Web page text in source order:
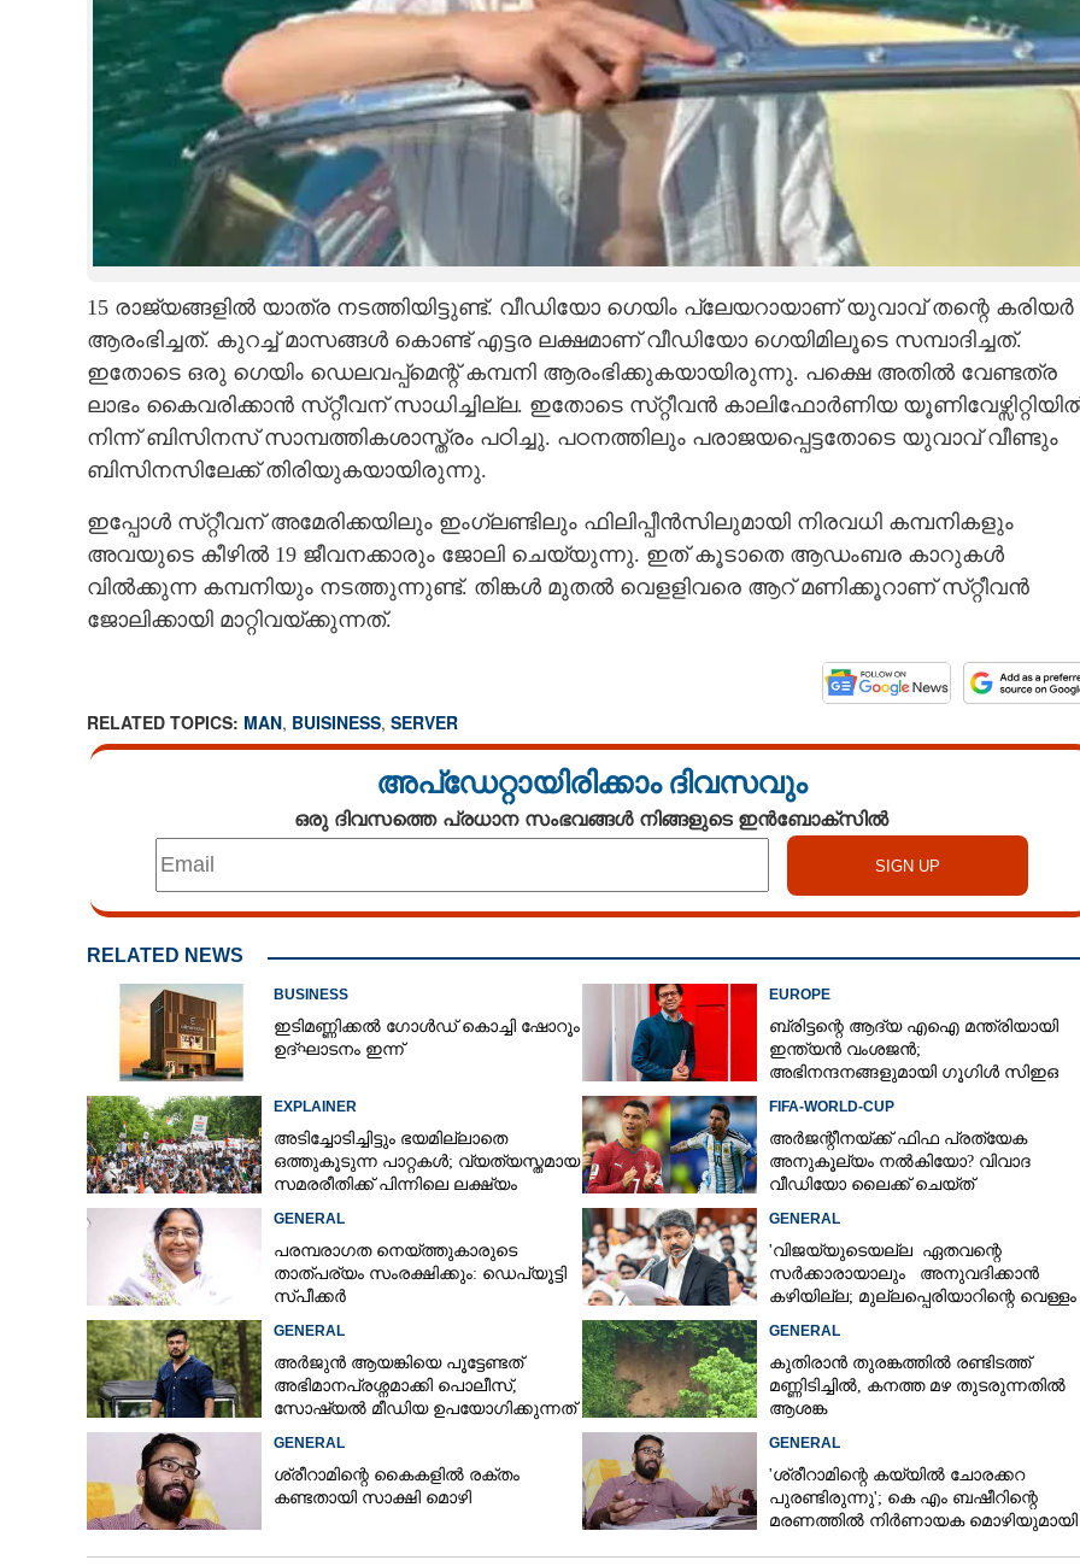
15 രാജ്യങ്ങളിൽ യാത്ര നടത്തിയിട്ടുണ്ട്. വീഡിയോ ഗെയിം പ്ലേയറായാണ് യുവാവ് തന്റെ കരിയർ
ആരംഭിച്ചത്. കുറച്ച് മാസങ്ങൾ കൊണ്ട് എട്ടര ലക്ഷമാണ് വീഡിയോ ഗെയിമിലൂടെ സമ്പാദിച്ചത്.
ഇതോടെ ഒരു ഗെയിം ഡെലവപ്പ്‌മെന്റ് കമ്പനി ആരംഭിക്കുകയായിരുന്നു. പക്ഷെ അതിൽ വേണ്ടത്ര
ലാഭം കൈവരിക്കാൻ സ്​റ്റീവന് സാധിച്ചില്ല. ഇതോടെ സ്​റ്റീവൻ കാലിഫോർണിയ
നിന്ന് ബിസിനസ് സാമ്പത്തികശാസ്ത്രം പഠിച്ചു. പഠനത്തിലും പരാജയപ്പെട്ടതോടെ യുവാവ് വീണ്ടും
ബിസിനസിലേക്ക് തിരിയുകയായിരുന്നു.
ഇപ്പോൾ സ്​റ്റീവന് അമേരിക്കയിലും ഇംഗ്ലണ്ടിലും ഫിലിപ്പീൻസിലുമായി നിരവധി കമ്പനികളും
അവയുടെ കീഴിൽ 19 ജീവനക്കാരും ജോലി ചെയ്യുന്നു. ഇത് കൂടാതെ ആഡംബര കാറുകൾ
വിൽക്കുന്ന കമ്പനിയും നടത്തുന്നുണ്ട്. തിങ്കൾ മുതൽ വെളളിവരെ ആറ് മണിക്കൂറാണ് സ്​റ്റീവൻ
ജോലിക്കായി മാറ്റിവയ്ക്കുന്നത്.
RELATED TOPICS: MAN, BUISINESS, SERVER
അപ്ഡേറ്റായിരിക്കാം ദിവസവും
ഒരു ദിവസത്തെ പ്രധാന സംഭവങ്ങൾ നിങ്ങളുടെ ഇൻബോക്സിൽ
RELATED NEWS
BUSINESS
ഇടിമണ്ണിക്കൽ ഗോൾഡ് കൊച്ചി ഷോറൂം
ഉദ്ഘാടനം ഇന്ന്
EUROPE
ബ്രിട്ടന്റെ ആദ്യ എഐ മന്ത്രിയായി
ഇന്ത്യൻ വംശജൻ;
അഭിനന്ദനങ്ങളുമായി ഗൂഗിൾ സിഇഒ
EXPLAINER
അടിച്ചോടിച്ചിട്ടും ഭയമില്ലാതെ
ഒത്തുകൂടുന്ന പാറ്റകൾ; വ്യത്യസ്തമായ
സമരരീതിക്ക് പിന്നിലെ ലക്ഷ്യം
FIFA-WORLD-CUP
അർജന്റീനയ്ക്ക് ഫിഫ പ്രത്യേക
അനുകൂല്യം നൽകിയോ? വിവാദ
വീഡിയോ ലൈക്ക് ചെയ്ത്
GENERAL
പരമ്പരാഗത നെയ്ത്തുകാരുടെ
താത്പര്യം സംരക്ഷിക്കും: ഡെപ്യൂട്ടി
സ്പീക്കർ
GENERAL
'വിജയ്‌യുടെയല്ല ഏതവന്റെ
സർക്കാരായാലും അനുവദിക്കാൻ
കഴിയില്ല; മുല്ലപ്പെരിയാറിന്റെ വെള്ളം
GENERAL
അർജുൻ ആയങ്കിയെ പൂട്ടേണ്ടത്
അഭിമാനപ്രശ്നമാക്കി പൊലീസ്,
സാേഷ്യൽ മീഡിയ ഉപയോഗിക്കുന്നത്
GENERAL
കുതിരാൻ തുരങ്കത്തിൽ രണ്ടിടത്ത്
മണ്ണിടിച്ചിൽ, കനത്ത മഴ തുടരുന്നതിൽ
ആശങ്ക
GENERAL
ശ്രീറാമിന്റെ കൈകളിൽ രക്തം
കണ്ടതായി സാക്ഷി മൊഴി
GENERAL
'ശ്രീറാമിന്റെ കയ്യിൽ ചോരക്കറ
പുരണ്ടിരുന്നു'; കെ എം ബഷീറിന്റെ
മരണത്തിൽ നിർണായക മൊഴിയുമായി
ആഴ്ചയിൽ 30 മണിക്കൂർ ജോലി ചെയ്യും,
24കാരൻ സമ്പാദിക്കുന്നത് രണ്ട് കോടി